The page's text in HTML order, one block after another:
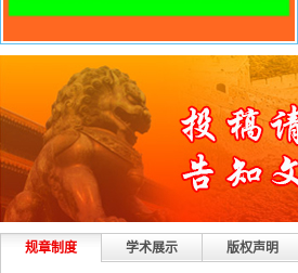
规章制度 学术展示 版权声明